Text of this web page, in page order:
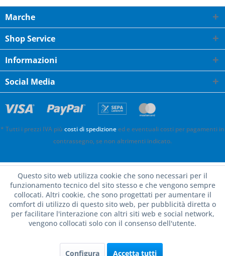
Marche
Shop Service
Informazioni
Social Media
* Tutti i prezzi IVA più costi di spedizioneed e eventuali costi per pagamenti in
contrassegno, se non altrimenti indicato.
Questo sito web utilizza cookie che sono necessari per il
funzionamento tecnico del sito stesso e che vengono sempre
collocati. Altri cookie, che sono progettati per aumentare il
comfort di utilizzo di questo sito web, per pubblicità diretta o
per facilitare l'interazione con altri siti web e social network,
vengono collocati solo con il consenso dell'utente.
Configura Accetta tutti